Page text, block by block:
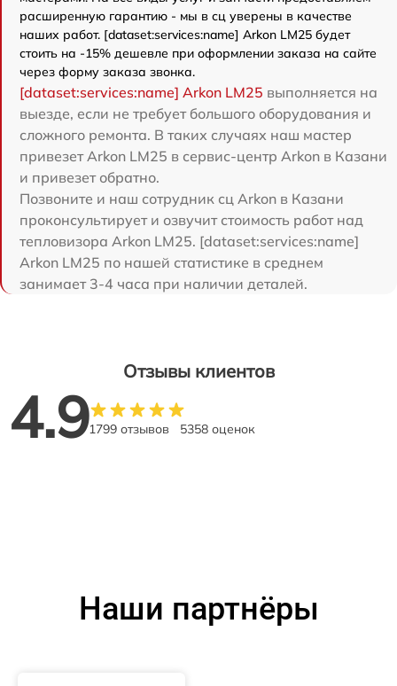
расширенную гарантию - мы в сц уверены в качестве
наших работ. [dataset:services:name] Arkon LM25 будет
стоить на -15% дешевле при оформлении заказа на сайте
через форму заказа звонка.
[dataset:services:name] Arkon LM25 выполняется на
выезде, если не требует большого оборудования и
сложного ремонта. В таких случаях наш мастер
привезет Arkon LM25 в сервис-центр Arkon в Казани
и привезет обратно.
Позвоните и наш сотрудник сц Arkon в Казани
проконсультирует и озвучит стоимость работ над
тепловизора Arkon LM25. [dataset:services:name]
Arkon LM25 по нашей статистике в среднем
занимает 3-4 часа при наличии деталей.
Отзывы клиентов
4.91799 отзывов 5358 оценок
Наши партнёры